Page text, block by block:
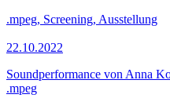
.mpeg, Screening, Ausstellung
22.10.2022
Soundperformance von Anna
.mpeg